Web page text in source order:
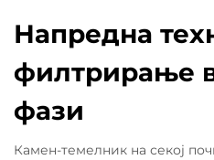
Напредна
филтрирање
фази
Камен-темелник на секој